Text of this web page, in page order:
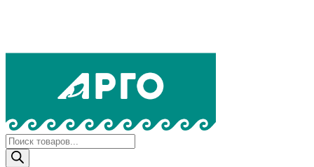
Поиск
товаров